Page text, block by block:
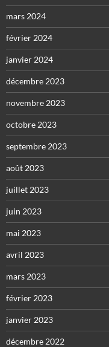
mars 2024
février 2024
janvier 2024
décembre 2023
novembre 2023
octobre 2023
septembre 2023
août 2023
juillet 2023
juin 2023
mai 2023
avril 2023
mars 2023
février 2023
janvier 2023
décembre 2022